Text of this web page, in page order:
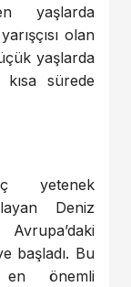
yaşlarda
olan
yaşlarda
sürede
yetenek
Deniz
başladı. Bu
en önemli